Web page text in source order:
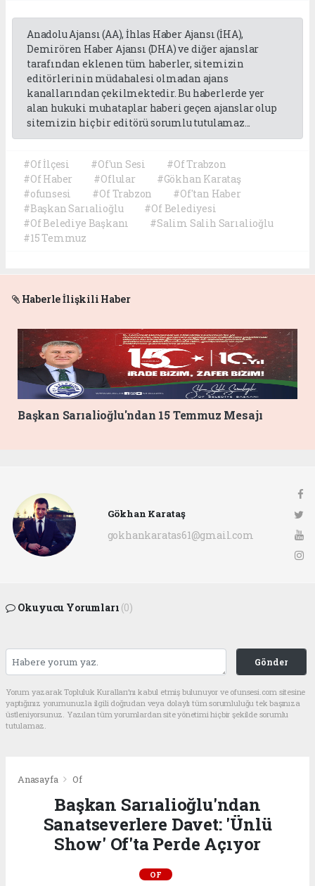
Anadolu Ajansı (AA), İhlas Haber Ajansı (İHA),
Demirören Haber Ajansı (DHA) ve diğer ajanslar
tarafından eklenen tüm haberler, sitemizin
editörlerinin müdahalesi olmadan ajans
kanallarından çekilmektedir. Bu haberlerde yer
alan hukuki muhataplar haberi geçen ajanslar olup
sitemizin hiç bir editörü sorumlu tutulamaz...
#Of İlçesi #Of'un Sesi
#Of Trabzon
#Of Haber
#Oflular
#Gökhan Karataş
#ofunsesi
#Of Trabzon
#Of'tan Haber
#Başkan Sarıalioğlu
#Of Belediyesi
#Of Belediye Başkanı
#Salim Salih Sarıalioğlu
#15 Temmuz
Haberle İlişkili Haber
Başkan Sarıalioğlu'ndan 15 Temmuz Mesajı
Gökhan Karataş
gokhankaratas61@gmail.com
Okuyucu Yorumları (0)
Gönder
Yorum yazarak Topluluk Kuralları’nı kabul etmiş bulunuyor ve ofunsesi.com sitesine
yaptığınız yorumunuzla ilgili doğrudan veya dolaylı tüm sorumluluğu tek başınıza
üstleniyorsunuz. Yazılan tüm yorumlardan site yönetimi hiçbir şekilde sorumlu
tutulamaz.
Anasayfa Of
Başkan Sarıalioğlu'ndan
Sanatseverlere Davet: 'Ünlü
Show' Of'ta Perde Açıyor
OF